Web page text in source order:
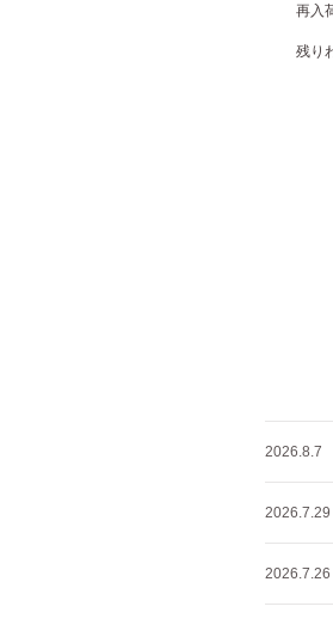
再入
残り
2026.8.7
2026.7.29
2026.7.26